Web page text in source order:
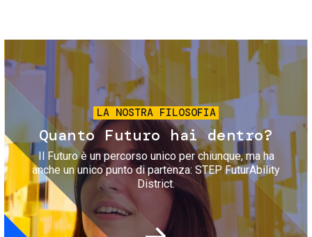
Immagine
LA NOSTRA FILOSOFIA
Quanto Futuro hai dentro?
Il Futuro è un percorso unico per chiunque, ma ha
anche un unico punto di partenza: STEP FuturAbility
District.